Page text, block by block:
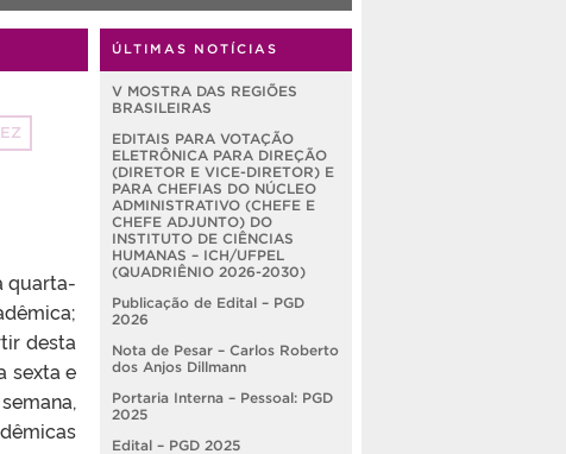
quarta-
desta
sexta e
ÚLTIMAS NOTÍCIAS
V MOSTRA DAS REGIÕES
BRASILEIRAS
EDITAIS PARA VOTAÇÃO
ELETRÔNICA PARA DIREÇÃO
(DIRETOR E VICE-DIRETOR) E
PARA CHEFIAS DO NÚCLEO
ADMINISTRATIVO (CHEFE E
CHEFE ADJUNTO) DO
INSTITUTO DE CIÊNCIAS
HUMANAS – ICH/UFPEL
(QUADRIÊNIO 2026-2030)
Publicação de Edital – PGD
2026
Nota de Pesar – Carlos Roberto
dos Anjos Dillmann
Portaria Interna – Pessoal: PGD
2025
Edital – PGD 2025